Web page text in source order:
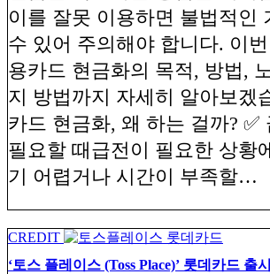
이를 잘못 이용하면 불법적인
수 있어 주의해야 합니다. 이
용카드 현금화의 목적, 방법,
지 방법까지 자세히 알아보겠
카드 현금화, 왜 하는 걸까? ✅
필요할 때급전이 필요한 상황
기 어렵거나 시간이 부족할…
CREDIT
‘토스 플레이스 (Toss Place)’ 롯데카드 출